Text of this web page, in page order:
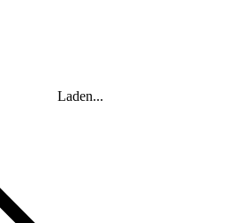
Laden...